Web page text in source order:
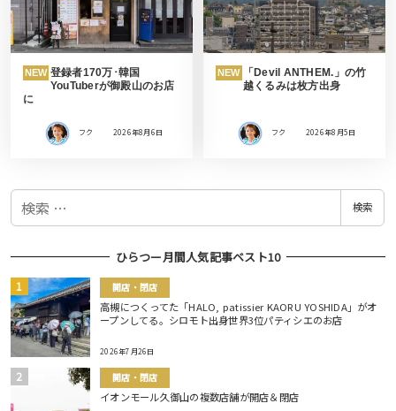
NEW 登録者170万･韓国
YouTuberが御殿山のお店
に
フク 2026年8月6日
NEW
「Devil ANTHEM.」の竹
越くるみは枚方出身
フク 2026年8月5日
検
検索
ひらつー月間人気記事ベスト10
開店・閉店
高槻につくってた「HALO, patissier KAORU YOSHIDA」がオ
ープンしてる。シロモト出身世界3位パティシエのお店
2026年7月26日
開店・閉店
イオンモール久御山の複数店舗が開店＆閉店